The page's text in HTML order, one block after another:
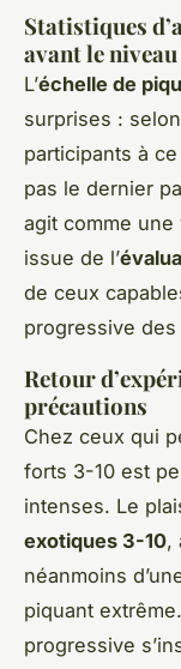
Statistiques
avant le
L’échelle de
surprises :
participants à
pas le dernier
agit comme
issue de l’
de ceux
progressive
Retour
précautions
Chez ceux qui
forts 3-10 est
intenses. Le
exotiques 3-10,
néanmoins
piquant
progressive